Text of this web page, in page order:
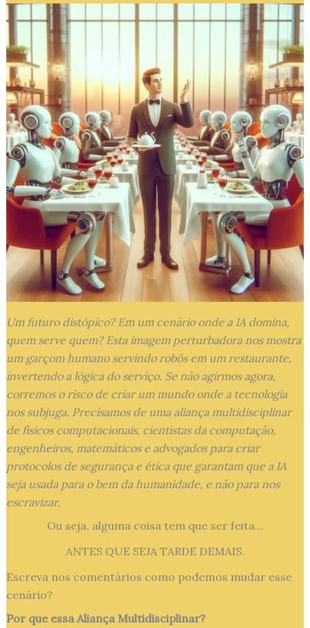
Um futuro distópico? Em um cenário onde a IA domina,
quem serve quem? Esta imagem perturbadora nos mostra
um garçom humano servindo robôs em um restaurante,
invertendo a lógica do serviço. Se não agirmos agora,
corremos o risco de criar um mundo onde a tecnologia
nos subjuga. Precisamos de uma aliança multidisciplinar
de físicos computacionais, cientistas da computação,
engenheiros, matemáticos e advogados para criar
protocolos de segurança e ética que garantam que a IA
seja usada para o bem da humanidade, e não para nos
escravizar.
Ou seja, alguma coisa tem que ser feita…
ANTES QUE SEJA TARDE DEMAIS.
Escreva nos comentários como podemos mudar esse
cenário?
Por que essa Aliança Multidisciplinar?